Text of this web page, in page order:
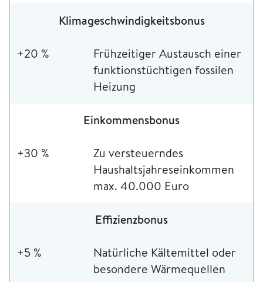
Klimageschwindigkeitsbonus
+20 %
Frühzeitiger Austausch einer
funktionstüchtigen fossilen
Heizung
Einkommensbonus
+30 %
Zu versteuerndes
Haushaltsjahreseinkommen
max. 40.000 Euro
Effizienzbonus
+5 %
Natürliche Kältemittel oder
besondere Wärmequellen